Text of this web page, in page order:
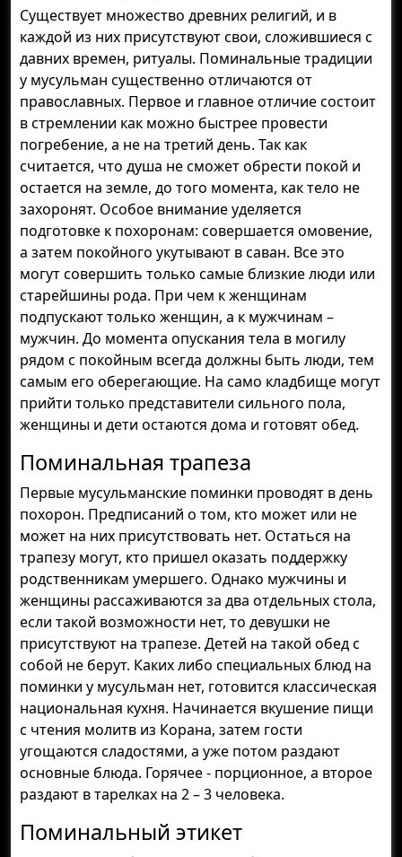
Существует множество древних религий, и в
каждой из них присутствуют свои, сложившиеся с
давних времен, ритуалы. Поминальные традиции
у мусульман существенно отличаются от
православных. Первое и главное отличие состоит
в стремлении как можно быстрее провести
погребение, а не на третий день. Так как
считается, что душа не сможет обрести покой и
остается на земле, до того момента, как тело не
захоронят. Особое внимание уделяется
подготовке к похоронам: совершается омовение,
а затем покойного укутывают в саван. Все это
могут совершить только самые близкие люди или
старейшины рода. При чем к женщинам
подпускают только женщин, а к мужчинам –
мужчин. До момента опускания тела в могилу
рядом с покойным всегда должны быть люди, тем
самым его оберегающие. На само кладбище могут
прийти только представители сильного пола,
женщины и дети остаются дома и готовят обед.
Поминальная трапеза
Первые мусульманские поминки проводят в день
похорон. Предписаний о том, кто может или не
может на них присутствовать нет. Остаться на
трапезу могут, кто пришел оказать поддержку
родственникам умершего. Однако мужчины и
женщины рассаживаются за два отдельных стола,
если такой возможности нет, то девушки не
присутствуют на трапезе. Детей на такой обед с
собой не берут. Каких либо специальных блюд на
поминки у мусульман нет, готовится классическая
национальная кухня. Начинается вкушение пищи
с чтения молитв из Корана, затем гости
угощаются сладостями, а уже потом раздают
основные блюда. Горячее - порционное, а второе
раздают в тарелках на 2 – 3 человека.
Поминальный этикет